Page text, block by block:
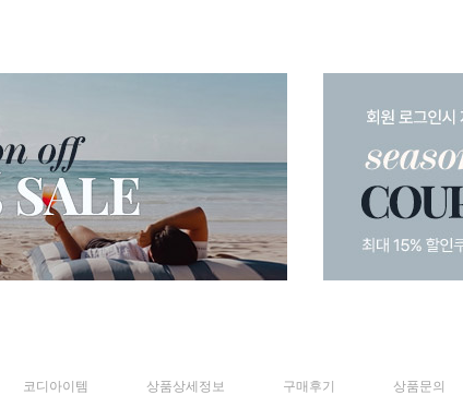
코디아이템 상품상세정보 구매후기 상품문의